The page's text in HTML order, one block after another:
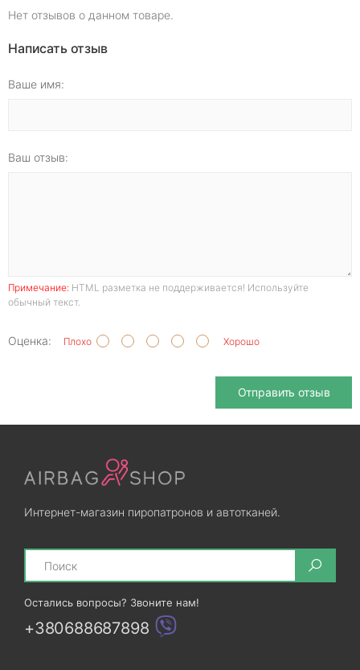
Нет отзывов о данном товаре.
Написать отзыв
Ваше имя:
Ваш отзыв:
Примечание: HTML разметка не поддерживается! Используйте
обычный текст.
Оценка: Плохо Хорошо
Отправить отзыв
Интернет-магазин пиропатронов и автотканей.
Search
Остались вопросы? Звоните нам!
+380688687898